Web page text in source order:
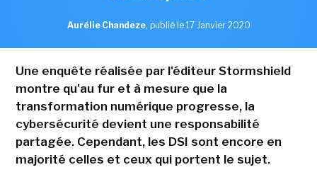
Aurélie Chandeze, publié le 17 Janvier 2020
Une enquête réalisée par l'éditeur Stormshield
montre qu'au fur et à mesure que la
transformation numérique progresse, la
cybersécurité devient une responsabilité
partagée. Cependant, les DSI sont encore en
majorité celles et ceux qui portent le sujet.